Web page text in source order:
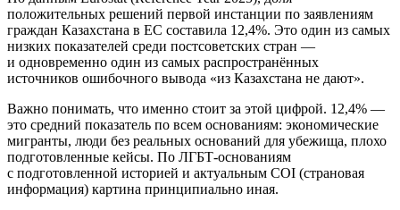
положительных решений первой инстанции по заявлениям
граждан Казахстана в ЕС составила 12,4%. Это один из самых
низких показателей среди постсоветских стран —
и одновременно один из самых распространённых
источников ошибочного вывода «из Казахстана не дают».
Важно понимать, что именно стоит за этой цифрой. 12,4% —
это средний показатель по всем основаниям: экономические
мигранты, люди без реальных оснований для убежища, плохо
подготовленные кейсы. По ЛГБТ-основаниям
с подготовленной историей и актуальным COI (страновая
информация) картина принципиально иная.